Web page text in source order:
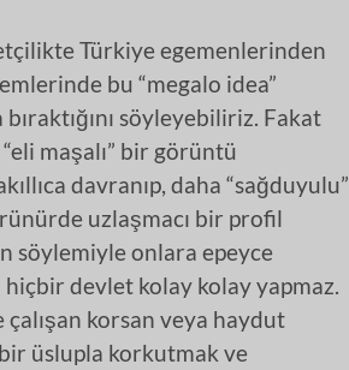
Türkiye egemenlerinden
bu “megalo idea”
söyleyebiliriz. Fakat
maşalı” bir görüntü
davranıp, daha “sağduyulu”
uzlaşmacı bir profil
söylemiyle onlara epeyce
devlet kolay kolay yapmaz.
çalışan korsan veya haydut
üslupla korkutmak ve